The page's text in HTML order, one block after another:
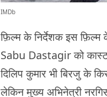
IMDb
फ़िल्म के निर्देशक इस फ़िल्म
Sabu Dastagir को कास्ट
दिलिप कुमार भी बिरजु के
लेकिन मुख्य अभिनेत्री